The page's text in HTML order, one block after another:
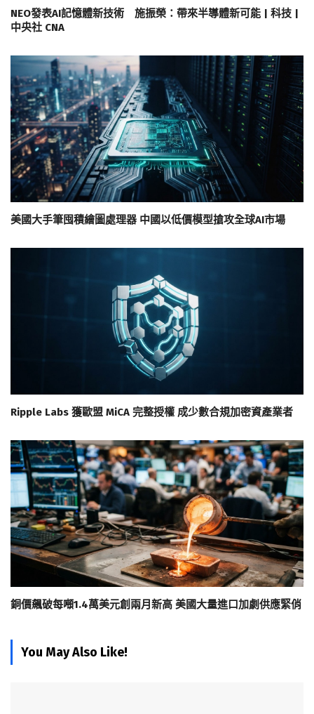
NEO發表AI記憶體新技術 施振榮：帶來半導體新可能 | 科技 |
中央社 CNA
美國大手筆囤積繪圖處理器 中國以低價模型搶攻全球AI市場
Ripple Labs 獲歐盟 MiCA 完整授權 成少數合規加密資產業者
銅價飆破每噸1.4萬美元創兩月新高 美國大量進口加劇供應緊俏
You May Also Like!